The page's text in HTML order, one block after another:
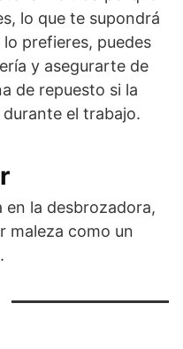
lo que te supondrá
prefieres, puedes
y asegurarte de
de repuesto si la
el trabajo.
en la desbrozadora,
maleza como un